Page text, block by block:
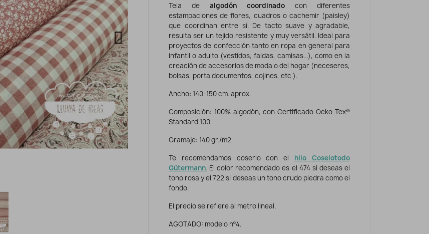
Tela de algodón coordinado con diferentes
estampaciones de flores, cuadros o cachemir (paisley)
que coordinan entre sí. De tacto suave y agradable,
resulta ser un tejido resistente y muy versátil. Ideal para
proyectos de confección tanto en ropa en general para
infantil o adulto (vestidos, faldas, camisas...), como en la
creación de accesorios de moda o del hogar (neceseres,
bolsas, porta documentos, cojines, etc.).
Ancho: 140-150 cm. aprox.
Composición: 100% algodón, con Certificado Oeko-Tex®
Standard 100.
Gramaje: 140 gr./m2.
Te recomendamos coserlo con el
hilo Coselotodo
Gütermann. El color recomendado es el 474 si deseas el
tono rosa y el 722 si deseas un tono crudo piedra como el
fondo.
El precio se refiere al metro lineal.
AGOTADO: modelo nº4.